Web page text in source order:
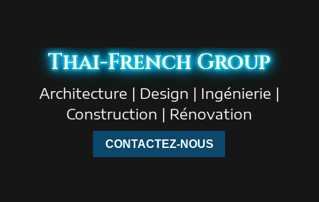
Thai-French Group
Architecture | Design | Ingénierie |
Construction | Rénovation
CONTACTEZ-NOUS